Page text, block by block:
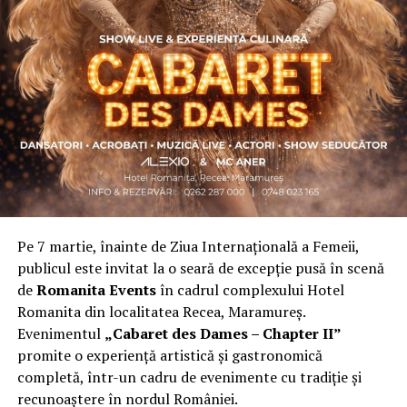
Asociația a fost fondată în 2019, dintr-un context
personal dificil, ca răspuns la întrebări despre
contribuție și sens. A crescut organic și a ajuns astăzi
una dintre cele mai mari comunități de femei
antreprenor din România, cu prezență fizică în mai
multe orașe, inclusiv la Cluj-Napoca.
„Dacă nu eu, atunci cine?”spune clujeancaCarmen
Mihalca, fondatoareaAntreprenoare.ro. Din această
întrebare s-a născut campania.
Cine a ales să fie vizibilă la Cluj
Femeile prezente la evenimentul din Cluj-Napoca
provin din domenii complet diferite. Câteva dintre ele:
Andreea Faur, specialist SEO, spune că a fi vizibilă
înseamnă să te asociezi cu brandul companiei pe care o
reprezinți și să educi publicul țintă. Mesajul ei pentru
Pe 7 martie, înainte de Ziua Internațională a Femeii,
publicul este invitat la o seară de excepție pusă în scenă
deRomanita Eventsîn cadrul complexului Hotel
Romanita din localitatea Recea, Maramureș.
Evenimentul „Cabaret des Dames – Chapter II”
promite o experiență artistică și gastronomică
completă, într-un cadru de evenimente cu tradiție și
recunoaștere în nordul României.